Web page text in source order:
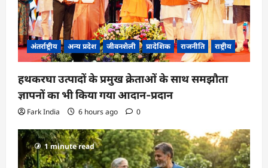
n
अंतर्राष्ट्रीय अन्य प्रदेश जीवनशैली प्रादेशिक राजनीति राष्ट्रीय
हथकरघा उत्पादों के प्रमुख क्रेताओं के साथ समझौता
ज्ञापनों का भी किया गया आदान-प्रदान
Fark India 6 hours ago 0
1 minute read